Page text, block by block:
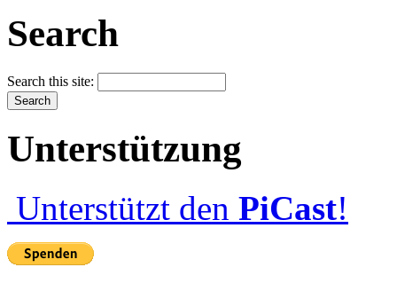
Search
Search this site:
Unterstützung
Unterstützt den PiCast!